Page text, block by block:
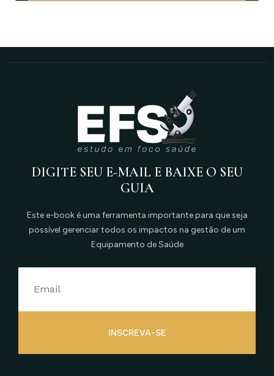
DIGITE SEU E-MAIL E BAIXE O SEU
GUIA
Este e-book é uma ferramenta importante para que seja
possível gerenciar todos os impactos na gestão de um
Equipamento de Saúde
INSCREVA-SE